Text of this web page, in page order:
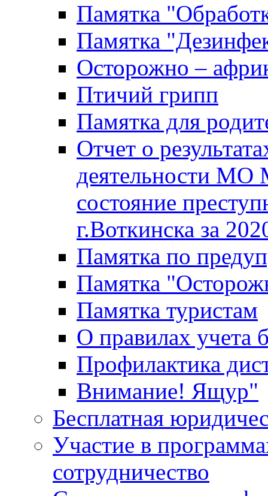
Памятка
Памятка
Осторожно –
Птичий грипп
Памятка для
Отчет о
деятельности МО
состояние
г.Воткинска за
Памятка по
Памятка
Памятка туристам
О правилах учета
Профилактика
Внимание! Ящур"
Бесплатная
Участие в
сотрудничество